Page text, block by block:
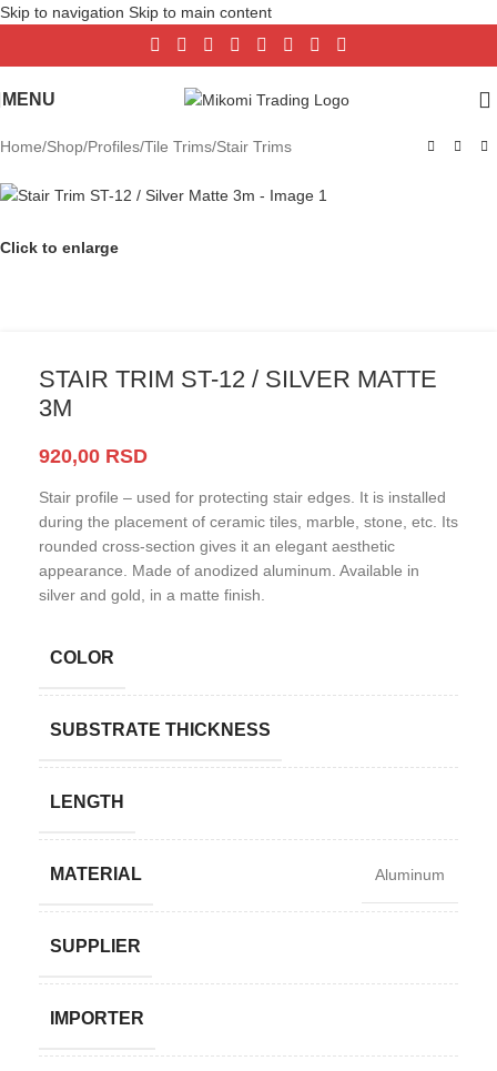
Skip to navigation Skip to main content
MENU
Home/Shop/Profiles/Tile Trims/Stair Trims
Click to enlarge
STAIR TRIM ST-12 / SILVER MATTE
3M
920,00 RSD
Stair profile – used for protecting stair edges. It is installed
during the placement of ceramic tiles, marble, stone, etc. Its
rounded cross-section gives it an elegant aesthetic
appearance. Made of anodized aluminum. Available in
silver and gold, in a matte finish.
COLOR
SUBSTRATE THICKNESS
LENGTH
MATERIAL Aluminum
SUPPLIER
IMPORTER